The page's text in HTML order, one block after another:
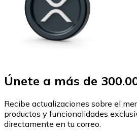
Únete a más de
Recibe actualizaciones sobre el
productos y funcionalidades
directamente en tu correo.